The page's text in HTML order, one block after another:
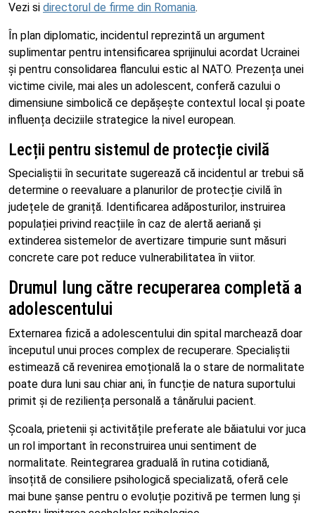
Vezi si directorul de firme din Romania.
În plan diplomatic, incidentul reprezintă un argument
suplimentar pentru intensificarea sprijinului acordat Ucrainei
și pentru consolidarea flancului estic al NATO. Prezența unei
victime civile, mai ales un adolescent, conferă cazului o
dimensiune simbolică ce depășește contextul local și poate
influența deciziile strategice la nivel european.
Lecții pentru sistemul de protecție civilă
Specialiștii în securitate sugerează că incidentul ar trebui să
determine o reevaluare a planurilor de protecție civilă în
județele de graniță. Identificarea adăposturilor, instruirea
populației privind reacțiile în caz de alertă aeriană și
extinderea sistemelor de avertizare timpurie sunt măsuri
concrete care pot reduce vulnerabilitatea în viitor.
Drumul lung către recuperarea completă a
adolescentului
Externarea fizică a adolescentului din spital marchează doar
începutul unui proces complex de recuperare. Specialiștii
estimează că revenirea emoțională la o stare de normalitate
poate dura luni sau chiar ani, în funcție de natura suportului
primit și de reziliența personală a tânărului pacient.
Școala, prietenii și activitățile preferate ale băiatului vor juca
un rol important în reconstruirea unui sentiment de
normalitate. Reintegrarea graduală în rutina cotidiană,
însoțită de consiliere psihologică specializată, oferă cele
mai bune șanse pentru o evoluție pozitivă pe termen lung și